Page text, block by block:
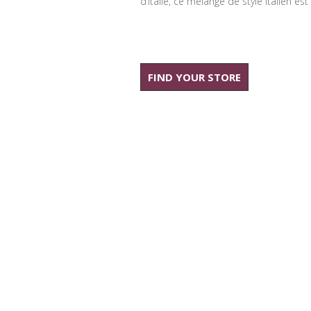
FIND YOUR STORE